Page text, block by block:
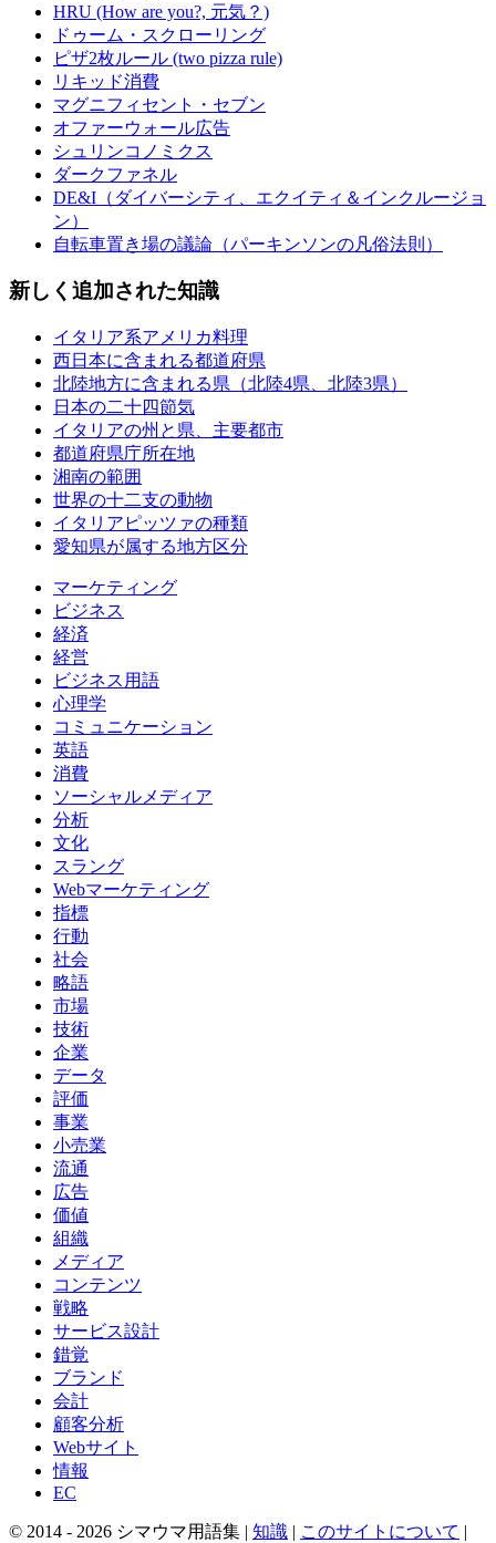
HRU (How are you?, 元気？)
ドゥーム・スクローリング
ピザ2枚ルール (two pizza rule)
リキッド消費
マグニフィセント・セブン
オファーウォール広告
シュリンコノミクス
ダークファネル
DE&I（ダイバーシティ、エクイティ＆インクルージョ
ン）
自転車置き場の議論（パーキンソンの凡俗法則）
新しく追加された知識
イタリア系アメリカ料理
西日本に含まれる都道府県
北陸地方に含まれる県（北陸4県、北陸3県）
日本の二十四節気
イタリアの州と県、主要都市
都道府県庁所在地
湘南の範囲
世界の十二支の動物
イタリアピッツァの種類
愛知県が属する地方区分
マーケティング
ビジネス
経済
経営
ビジネス用語
心理学
コミュニケーション
英語
消費
ソーシャルメディア
分析
文化
スラング
Webマーケティング
指標
行動
社会
略語
市場
技術
企業
データ
評価
事業
小売業
流通
広告
価値
組織
メディア
コンテンツ
戦略
サービス設計
錯覚
ブランド
会計
顧客分析
Webサイト
情報
EC
© 2014 - 2026 シマウマ用語集 | 知識 | このサイトについて |